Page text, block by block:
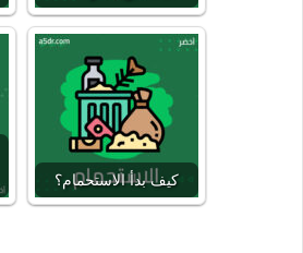
كيف بدأ الاستحمام؟